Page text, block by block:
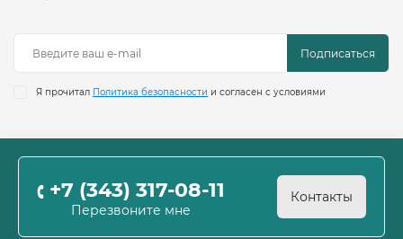
Подписаться
Я прочитал Политика безопасности и согласен с условиями
+7 (343) 317-08-11
Перезвоните мне
Контакты